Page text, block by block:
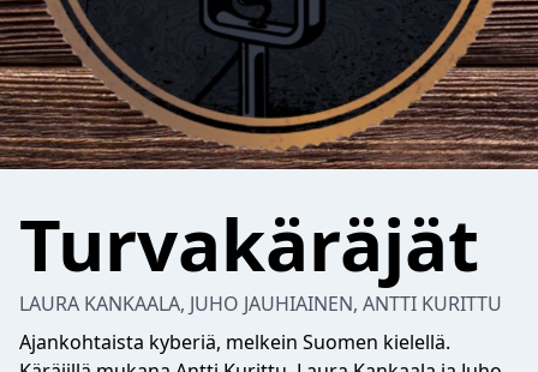
Turvakäräjät
LAURA KANKAALA, JUHO JAUHIAINEN, ANTTI KURITTU
Ajankohtaista kyberiä, melkein Suomen kielellä.